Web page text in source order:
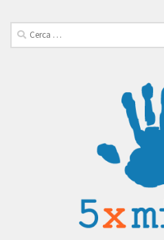
Ricerca
per: